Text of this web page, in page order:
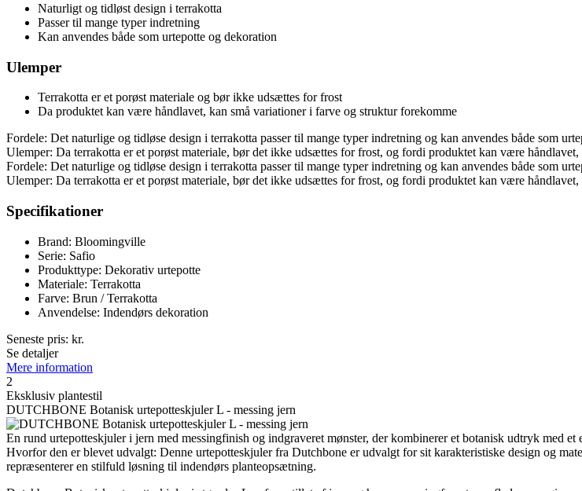
Naturligt og tidløst design i terrakotta
Passer til mange typer indretning
Kan anvendes både som urtepotte og dekoration
Ulemper
Terrakotta er et porøst materiale og bør ikke udsættes for frost
Da produktet kan være håndlavet, kan små variationer i farve og struktur forekomme
Fordele: Det naturlige og tidløse design i terrakotta passer til mange typer indretning og kan anvendes både som
Ulemper: Da terrakotta er et porøst materiale, bør det ikke udsættes for frost, og fordi produktet kan være
Fordele: Det naturlige og tidløse design i terrakotta passer til mange typer indretning og kan anvendes både som
Ulemper: Da terrakotta er et porøst materiale, bør det ikke udsættes for frost, og fordi produktet kan være
Specifikationer
Brand: Bloomingville
Serie: Safio
Produkttype: Dekorativ urtepotte
Materiale: Terrakotta
Farve: Brun / Terrakotta
Anvendelse: Indendørs dekoration
Seneste pris: kr.
Se detaljer
Mere information
2
Eksklusiv plantestil
DUTCHBONE Botanisk urtepotteskjuler L - messing jern
En rund urtepotteskjuler i jern med messingfinish og indgraveret mønster, der kombinerer et botanisk udtryk med et
Hvorfor den er blevet udvalgt: Denne urtepotteskjuler fra Dutchbone er udvalgt for sit karakteristiske design og
repræsenterer en stilfuld løsning til indendørs planteopsætning.